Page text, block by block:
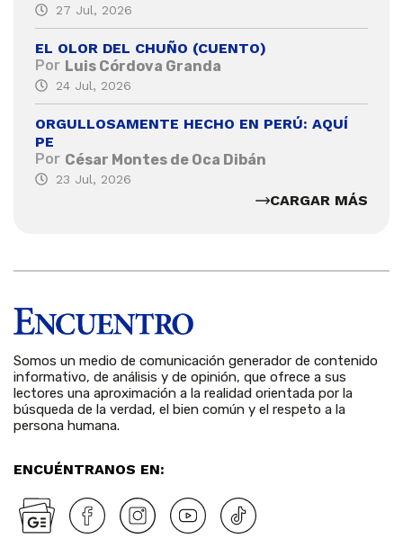
27 Jul, 2026
EL OLOR DEL CHUÑO (CUENTO)
Por Luis Córdova Granda
24 Jul, 2026
ORGULLOSAMENTE HECHO EN PERÚ: AQUÍ
PE
Por César Montes de Oca Dibán
23 Jul, 2026
CARGAR MÁS
Somos un medio de comunicación generador de contenido
informativo, de análisis y de opinión, que ofrece a sus
lectores una aproximación a la realidad orientada por la
búsqueda de la verdad, el bien común y el respeto a la
persona humana.
ENCUÉNTRANOS EN: